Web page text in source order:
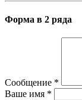
Форма в 2 ряда
Сообщение *
Ваше имя *